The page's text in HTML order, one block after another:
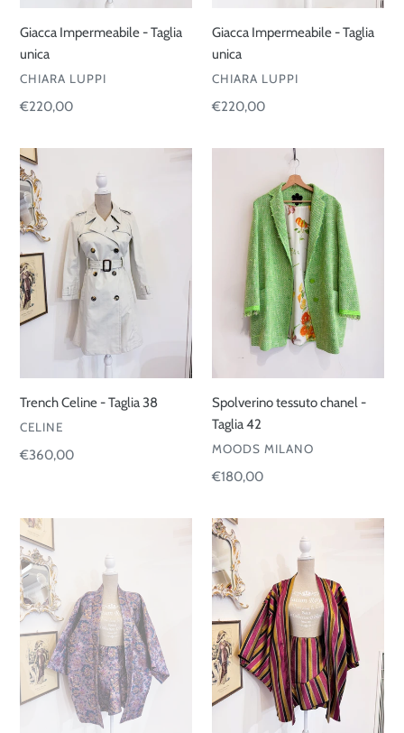
Giacca Impermeabile - Taglia
unica
VENDITORE
CHIARA LUPPI
Prezzo
listino
€220,00
Giacca Impermeabile - Taglia
unica
VENDITORE
CHIARA LUPPI
Prezzo
listino
€220,00
Trench
Celine
-
Taglia
38
Trench Celine - Taglia 38
VENDITORE
CELINE
Prezzo
€360,00
chanel
Spolverino tessuto chanel -
Taglia 42
VENDITORE
MOODS MILANO
Prezzo
listino
€180,00
Kimono
-
Taglia
Unica
Kimono
-
Taglia
Unica